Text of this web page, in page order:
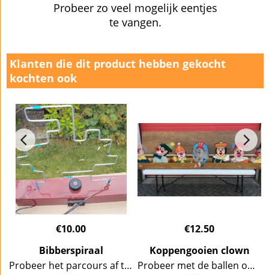
Probeer zo veel mogelijk eentjes
te vangen.
Klanten die dit product hebben gekocht
kochten ook
€10.00
Bibberspiraal
Probeer het parcours af te leggen zonder dat de zoemer gaat. Afmeting oud Hollands in cm: 72 x 13 x 62,5.
€12.50
Koppengooien clown
Probeer met de ballen om de koppen om te gooien. Het spel kan met meerdere personen gespeeld worden. Afmeting 2,5m x 0,5m